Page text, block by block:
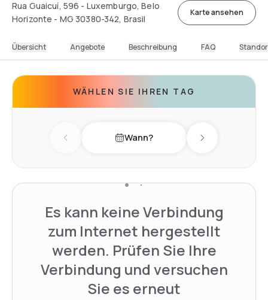
Rua Guaicuí, 596 - Luxemburgo, Belo
Horizonte - MG 30380-342, Brasil
Karte ansehen
Übersicht Angebote Beschreibung FAQ
WÄHLEN SIE IHREN TAG
Previous day Wann? Next day
Es kann keine Verbindung
zum Internet hergestellt
werden. Prüfen Sie Ihre
Verbindung und versuchen
Sie es erneut